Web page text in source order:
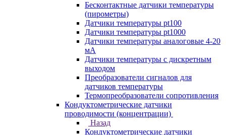
Бесконтактные датчики температуры
(пирометры)
Датчики температуры pt100
Датчики температуры pt1000
Датчики температуры аналоговые 4-20
мА
Датчики температуры с дискретным
выходом
Преобразователи сигналов для
датчиков температуры
Термопреобразователи сопротивления
Кондуктометрические датчики
проводимости (концентрации)
Назад
Кондуктометрические датчики